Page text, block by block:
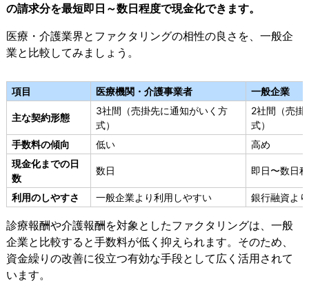
の請求分を最短即日～数日程度で現金化できます。
医療・介護業界とファクタリングの相性の良さを、一般企
業と比較してみましょう。
項目 医療機関・介護事業者 一般企業
主な契約形態
3社間（売掛先に通知がいく方
式）
2社間（売掛
式）
手数料の傾向
低い
高め
現金化までの日
数
数日 即日〜数日
利用のしやすさ 一般企業より利用しやすい 銀行融資よ
診療報酬や介護報酬を対象としたファクタリングは、一般
企業と比較すると手数料が低く抑えられます。そのため、
資金繰りの改善に役立つ有効な手段として広く活用されて
います。